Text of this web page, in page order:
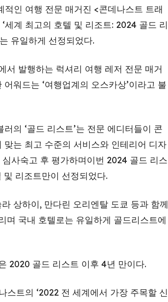
적인 여행 전문 매거진 <콘데나스트 트래
계 최고의 호텔 및 리조트: 2024 골드 리
유일하게 선정되었다.
서 발행하는 럭셔리 여행 레저 전문 매거
워드는 ‘여행업계의 오스카상’이라고 불
의 ‘골드 리스트’는 전문 에디터들이 콘
는 최고 수준의 서비스와 인테리어 디자
사숙고 후 평가하며이번 2024 골드 리스
리조트만이 선정되었다.
상하이, 만다린 오리엔탈 도쿄 등과 함께
며 국내 호텔로는 유일하게 골드리스트에
2020 골드 리스트 이후 4년 만이다.
스트의 ‘2022 전 세계에서 가장 주목할 신